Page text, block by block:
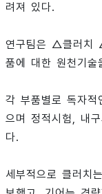
려져 있다.
연구팀은 △클러
품에 대한 원천기술
각 부품별로 독자적
으며 정적시험, 내
다.
세부적으로 클러치